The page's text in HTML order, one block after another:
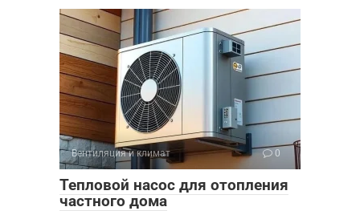
Вентиляция и климат 0
Тепловой насос для отопления
частного дома